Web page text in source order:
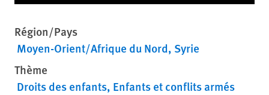
Région/Pays
Moyen-Orient/Afrique du Nord Syrie
Thème
Droits des enfants Enfants et conflits armés